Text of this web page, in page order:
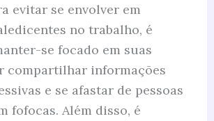
evitar se envolver em
no trabalho, é
se focado em suas
compartilhar informações
e se afastar de pessoas
fofocas. Além disso, é